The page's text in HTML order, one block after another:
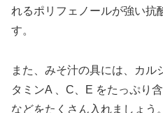
れるポリフェノールが強い抗
す。
また、みそ汁の具には、カ
タミンA 、C、E をたっぷり
などをたくさん入れましょう